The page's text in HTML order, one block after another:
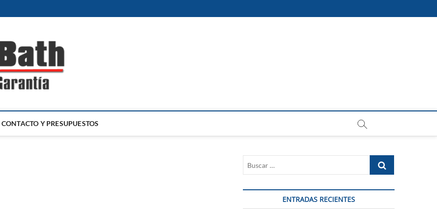
CONTACTO Y PRESUPUESTOS
Buscar
ENTRADAS RECIENTES